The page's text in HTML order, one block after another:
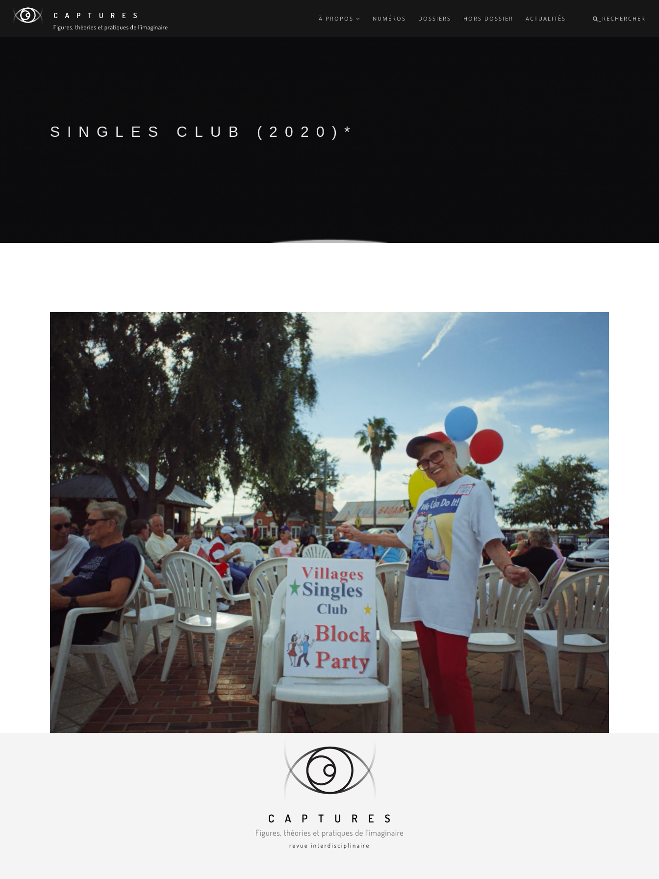
À PROPOS NUMÉROS DOSSIERS HORS DOSSIER ACTUALITÉS _RECHERCHER
SINGLES CLUB (2020)*